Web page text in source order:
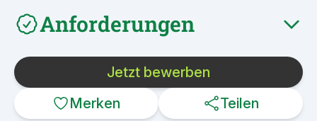
Anforderungen
Jetzt bewerben
Merken
Teilen